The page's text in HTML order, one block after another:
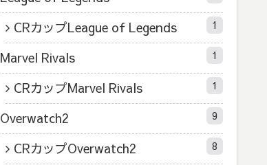
CRカップLeague of Legends 1
Marvel Rivals 1
CRカップMarvel Rivals 1
Overwatch2 9
CRカップOverwatch2 8